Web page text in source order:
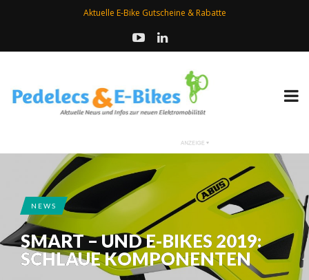
Aktuelle E-Bike Gutscheine & Rabatte
NEWS
SMART – UND E-BIKES 2019:
SCHLAUE KOMPONENTEN